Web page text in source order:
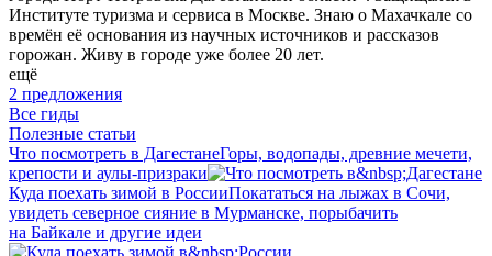
Институте туризма и сервиса в Москве. Знаю о Махачкале со
времён её основания из научных источников и рассказов
горожан. Живу в городе уже более 20 лет.
ещё
2 предложения
Все гиды
Полезные статьи
Что посмотреть в ДагестанеГоры, водопады, древние мечети,
крепости и аулы-призраки
Куда поехать зимой в РоссииПокататься на лыжах в Сочи,
увидеть северное сияние в Мурманске, порыбачить
на Байкале и другие идеи